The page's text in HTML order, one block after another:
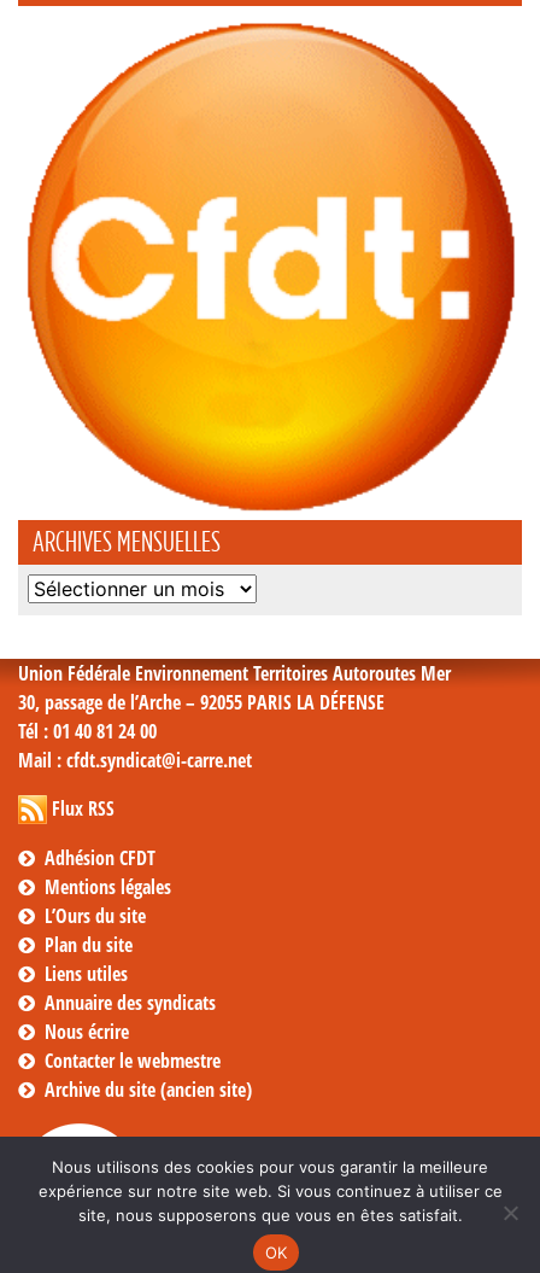
ARCHIVES MENSUELLES
Archives
Union Fédérale Environnement Territoires Autoroutes Mer
30, passage de l’Arche – 92055 PARIS LA DÉFENSE
Tél : 01 40 81 24 00
Mail : cfdt.syndicat@i-carre.net
Flux RSS
Adhésion CFDT
Mentions légales
L’Ours du site
Plan du site
Liens utiles
Annuaire des syndicats
Nous écrire
Contacter le webmestre
Archive du site (ancien site)
Nous utilisons des cookies pour vous garantir la meilleure
expérience sur notre site web. Si vous continuez à utiliser ce
site, nous supposerons que vous en êtes satisfait.
OK